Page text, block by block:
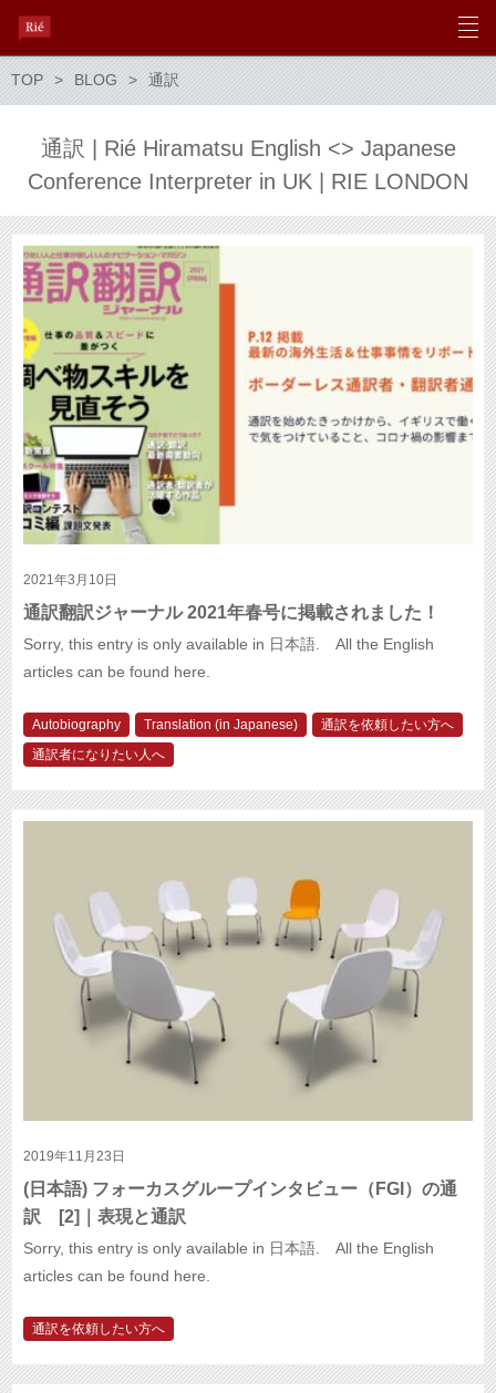
TOP BLOG 通訳
通訳 | Rié Hiramatsu English <> Japanese
Conference Interpreter in UK | RIE LONDON
2021年3月10日
通訳翻訳ジャーナル 2021年春号に掲載されました！
Sorry, this entry is only available in 日本語. All the English
articles can be found here.
Autobiography Translation (in Japanese)
通訳を依頼したい方へ
通訳者になりたい人へ
2019年11月23日
(日本語) フォーカスグループインタビュー（FGI）の通
訳 [2]｜表現と通訳
Sorry, this entry is only available in 日本語. All the English
articles can be found here.
通訳を依頼したい方へ